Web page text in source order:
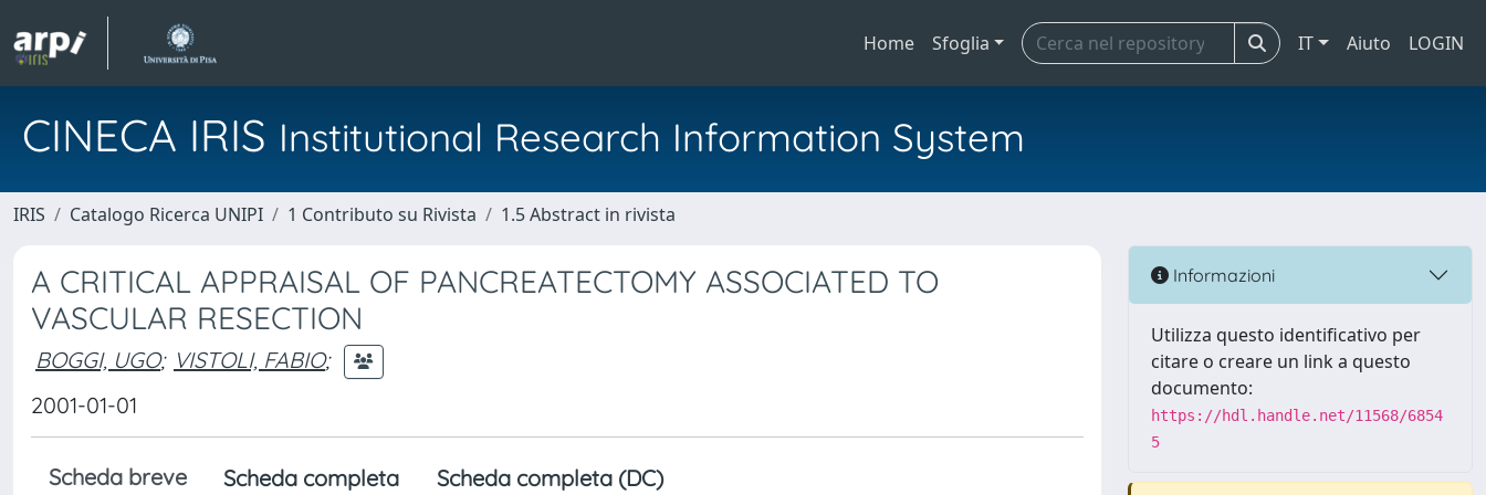
Home Sfoglia IT Aiuto LOGIN
CINECA IRIS Institutional Research Information System
IRIS Catalogo Ricerca UNIPI 1 Contributo su Rivista 1.5 Abstract in rivista
A CRITICAL APPRAISAL OF PANCREATECTOMY ASSOCIATED TO
VASCULAR RESECTION
BOGGI, UGO; VISTOLI, FABIO;
2001-01-01
Scheda breve Scheda completa Scheda completa (DC)
Informazioni
Utilizza questo identificativo per
citare o creare un link a questo
documento:
https://hdl.handle.net/11568/6854
5